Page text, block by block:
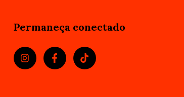
Permaneça conectado